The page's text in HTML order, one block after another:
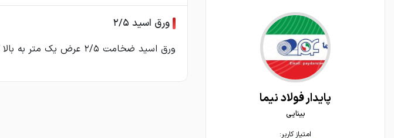
پایدار فولاد نیما
بینایی
امتیاز کاربر:
ورق اسید ۲/۵
ورق اسید ضخامت ۲/۵ عرض یک متر به بالا کیفیت saph440 خریداریم